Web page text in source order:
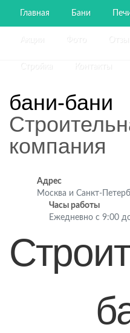
Главная Бани
бани-бани
компания
Адрес
Москва и Санкт-
Часы работы
Ежедневно с 9:00